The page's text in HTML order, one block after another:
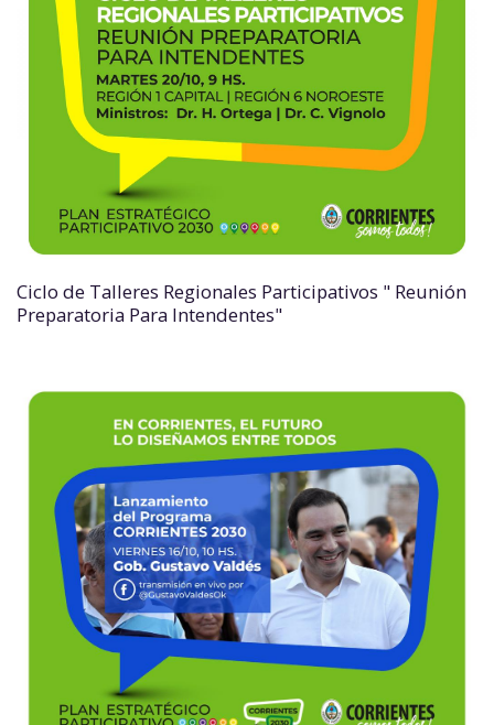
Ciclo de Talleres Regionales Participativos " Reunión
Preparatoria Para Intendentes"